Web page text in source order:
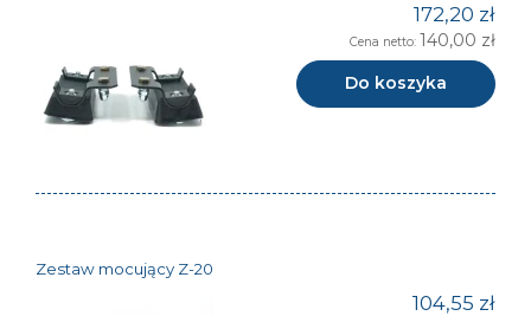
172,20 zł
Cena netto: 140,00 zł
Do koszyka
Zestaw mocujący Z-20
104,55 zł